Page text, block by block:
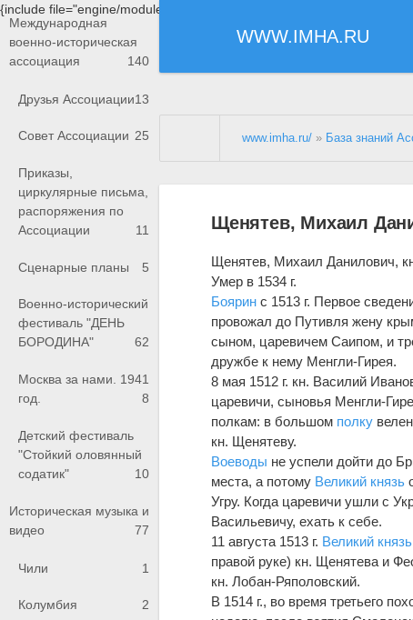
{include file="engine/modules/saperu/head.php"}
WWW.IMHA.RU
Международная
военно-историческая
ассоциация
140
Друзья Ассоциации13
Совет Ассоциации 25
Приказы,
циркулярные письма,
распоряжения по
Ассоциации
11
Сценарные планы 5
Военно-исторический
фестиваль "ДЕНЬ
БОРОДИНА"
62
Москва за нами. 1941
год.
8
Детский фестиваль
"Стойкий оловянный
содатик"
10
Историческая музыка и
видео
77
Чили 1
Колумбия 2
www.imha.ru/ » База знаний
Щенятев, Михаил
Щенятев, Михаил Данилович,
Умер в 1534 г.
Боярин с 1513 г. Первое
провожал до Путивля жену
сыном, царевичем Саипом, и
дружбе к нему Менгли-Гирея.
8 мая 1512 г. кн. Василий
царевичи, сыновья Менгли-
полкам: в большом полку
кн. Щенятеву.
Воеводы не успели дойти до
места, а потому Великий князь
Угру. Когда царевичи ушли с
Васильевичу, ехать к себе.
11 августа 1513 г. Великий князь
правой руке) кн. Щенятева и
кн. Лобан-Ряполовский.
В 1514 г., во время третьего